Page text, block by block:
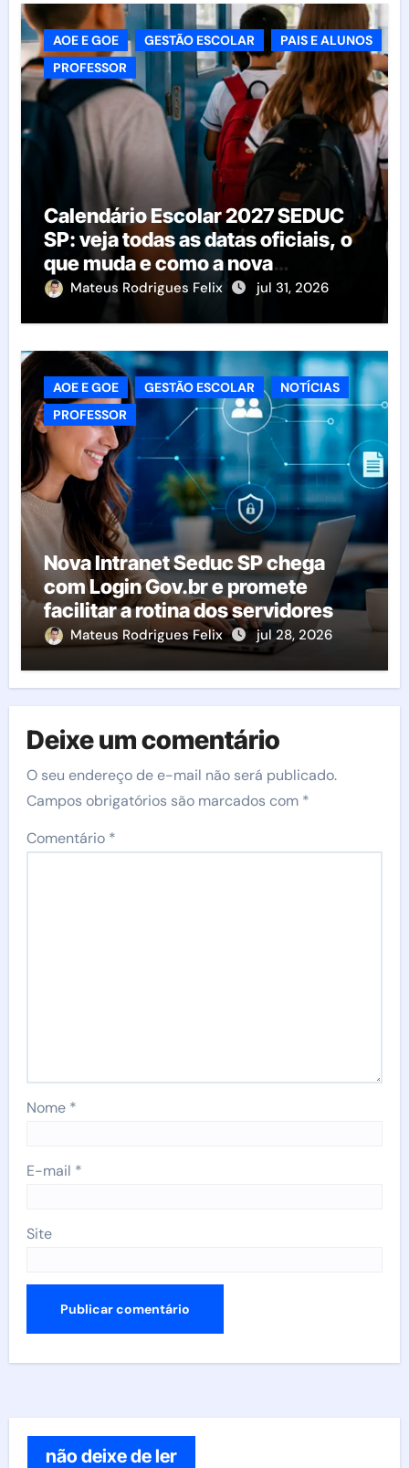
AOE E GOE GESTÃO ESCOLAR
PAIS E ALUNOS
PROFESSOR
Calendário Escolar 2027 SEDUC
SP: veja todas as datas oficiais, o
que muda e como a nova
resolução afeta as escolas
Mateus Rodrigues Felix jul 31, 2026
AOE E GOE GESTÃO ESCOLAR
NOTÍCIAS
PROFESSOR
Nova Intranet Seduc SP chega
com Login Gov.br e promete
facilitar a rotina dos servidores
Mateus Rodrigues Felix jul 28, 2026
Deixe um comentário
O seu endereço de e-mail não será publicado.
Campos obrigatórios são marcados com *
Comentário *
Nome *
E-mail *
Site
não deixe de ler